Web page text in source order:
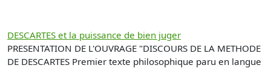
DESCARTES et la puissance de bien juger
PRESENTATION DE L'OUVRAGE "DISCOURS DE LA METHODE
DE DESCARTES Premier texte philosophique paru en langue